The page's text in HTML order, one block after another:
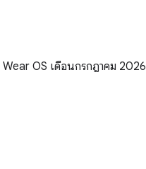
OS เดือนกรกฎาคม 2026